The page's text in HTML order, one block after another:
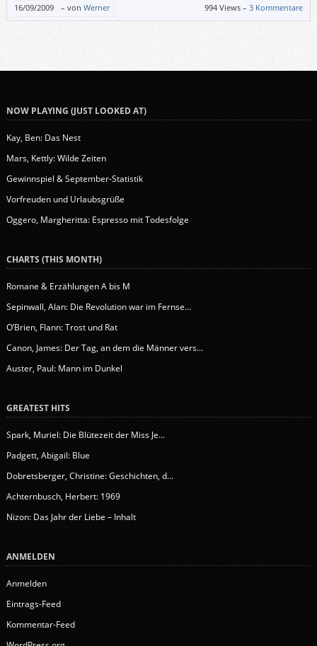
16/09/2009 – von Werner 994 Views –3 Kommentare
NOW PLAYING (JUST LOOKED AT)
Kay, Ben: Das Nest
Mars, Kettly: Wilde Zeiten
Gewinnspiel & September-Statistik
Vorfreuden und Urlaubsgrüße
Oggero, Margheritta: Espresso mit Todesfolge
CHARTS (THIS MONTH)
Romane & Erzählungen A bis M
Sepinwall, Alan: Die Revolution war im Fernse...
O’Brien, Flann: Trost und Rat
Canon, James: Der Tag, an dem die Männer vers...
Auster, Paul: Mann im Dunkel
GREATEST HITS
Spark, Muriel: Die Blütezeit der Miss Je...
Padgett, Abigail: Blue
Dobretsberger, Christine: Geschichten, d...
Achternbusch, Herbert: 1969
Nizon: Das Jahr der Liebe – Inhalt
ANMELDEN
Anmelden
Eintrags-Feed
Kommentar-Feed